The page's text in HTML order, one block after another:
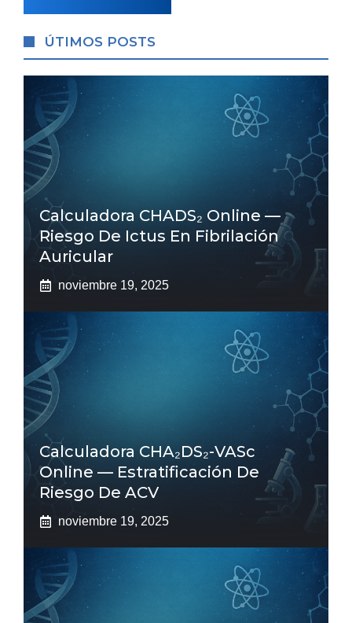
ÚTIMOS POSTS
Calculadora CHADS₂ Online —
Riesgo De Ictus En Fibrilación
Auricular
noviembre 19, 2025
Calculadora CHA₂DS₂-VASc
Online — Estratificación De
Riesgo De ACV
noviembre 19, 2025